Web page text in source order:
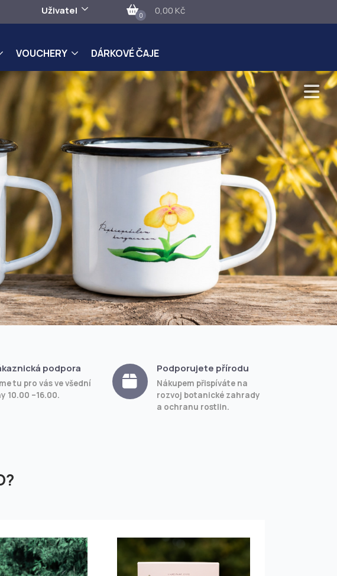
Uživatel 0 0,00 Kč
VOUCHERY DÁRKOVÉ ČAJE
podpora
tu pro vás ve všední
10.00 –16.00.
Podporujete přírodu
Nákupem přispíváte na
rozvoj botanické zahrady
a ochranu rostlin.